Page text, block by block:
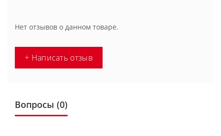
Нет отзывов о данном товаре.
+ Написать отзыв
Вопросы (0)